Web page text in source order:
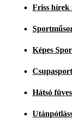
Friss hírek
Képes
Csupasport
Hátsó füves